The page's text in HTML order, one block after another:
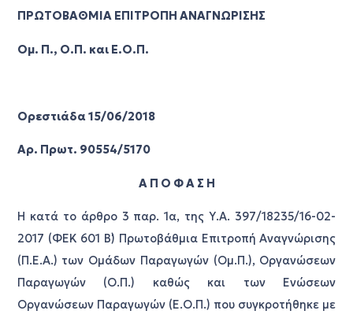
ΠΡΩΤΟΒΑΘΜΙΑ ΕΠΙΤΡΟΠΗ ΑΝΑΓΝΩΡΙΣΗΣ
Ομ. Π., Ο.Π. και Ε.Ο.Π.
Ορεστιάδα 15/06/2018
Αρ. Πρωτ. 90554/5170
Α Π Ο Φ Α Σ Η
Η κατά το άρθρο 3 παρ. 1α, της Υ.Α. 397/18235/16-02-
2017 (ΦΕΚ 601 Β΄) Πρωτοβάθμια Επιτροπή Αναγνώρισης
(Π.Ε.Α.) των Ομάδων Παραγωγών (Ομ.Π.), Οργανώσεων
Παραγωγών (Ο.Π.) καθώς και των Ενώσεων
Οργανώσεων Παραγωγών (Ε.Ο.Π.) που συγκροτήθηκε με